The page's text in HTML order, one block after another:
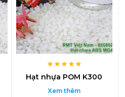
Hạt nhựa POM K300
Xem thêm